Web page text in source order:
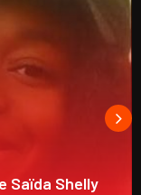
Bithja Marie